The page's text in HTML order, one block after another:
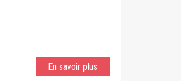
En savoir plus